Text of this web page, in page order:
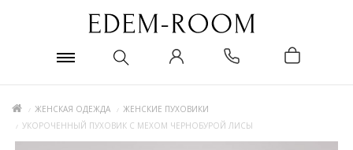
ЖЕНСКАЯ ОДЕЖДА
ЖЕНСКИЕ ПУХОВИКИ
УКОРОЧЕННЫЙ ПУХОВИК С МЕХОМ ЧЕРНОБУРОЙ ЛИСЫ